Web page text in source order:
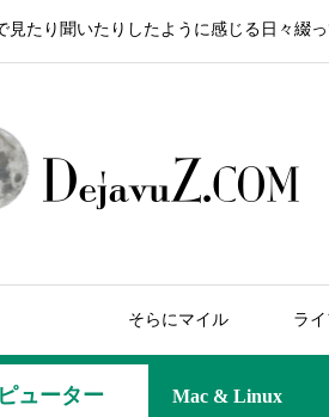
見たり聞いたりしたように感じる日々綴っ
そらにマイル ラ
ューター Mac & Linux